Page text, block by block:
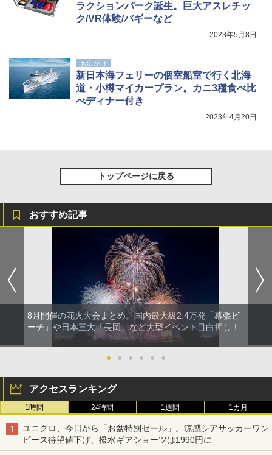
￥1,180
ブラックラバーコーティング UPF50+ UVカ
ット 5000mm耐水圧 210D生地 遮光
￥6,579
ラクションパーク誕生。巨大アスレチッ
ク/VR体験/バギーなど
2023年5月8日
お出かけ
新日本海フェリーの個室船室で行く北海
道・小樽マイカープラン。カニ3種食べ比
べディナー付き
2023年4月20日
トップページに戻る
おすすめ記事
8月開催の花火大会まとめ。国内最大級2.4万発「幕張ビ
ーチ」や日本三大「長岡」など大型イベント目白押し！
● ● ● ● ● ●
アクセスランキング
1時間 24時間 1週間 1カ月
ユニクロ、今日から「お盆特別セール」。涼感シアサッカーワン
ピース待望値下げ、撥水ギアショーツは1990円に